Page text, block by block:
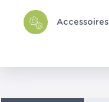
Accessoires